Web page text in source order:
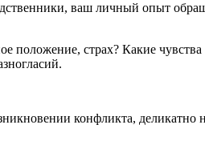
ваш личный опыт
положение, страх? Какие
конфликта, деликатно